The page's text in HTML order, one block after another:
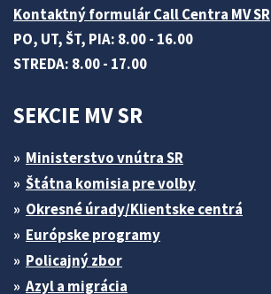
Kontaktný formulár Call Centra MV SR
PO, UT, ŠT, PIA: 8.00 - 16.00
STREDA: 8.00 - 17.00
SEKCIE MV SR
Ministerstvo vnútra SR
Štátna komisia pre volby
Okresné úrady/Klientske centrá
Európske programy
Policajný zbor
Azyl a migrácia